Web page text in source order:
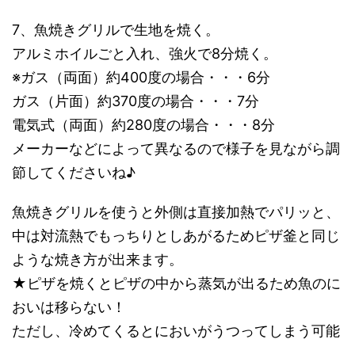
7、魚焼きグリルで生地を焼く。
アルミホイルごと入れ、強火で8分焼く。
※ガス（両面）約400度の場合・・・6分
ガス（片面）約370度の場合・・・7分
電気式（両面）約280度の場合・・・8分
メーカーなどによって異なるので様子を見ながら調
節してくださいね♪
魚焼きグリルを使うと外側は直接加熱でパリッと、
中は対流熱でもっちりとしあがるためピザ釜と同じ
ような焼き方が出来ます。
★ピザを焼くとピザの中から蒸気が出るため魚のに
おいは移らない！
ただし、冷めてくるとにおいがうつってしまう可能